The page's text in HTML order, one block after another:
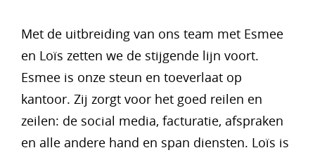
Met de uitbreiding van ons team met Esmee
en Loïs zetten we de stijgende lijn voort.
Esmee is onze steun en toeverlaat op
kantoor. Zij zorgt voor het goed reilen en
zeilen: de social media, facturatie, afspraken
en alle andere hand en span diensten. Loïs is